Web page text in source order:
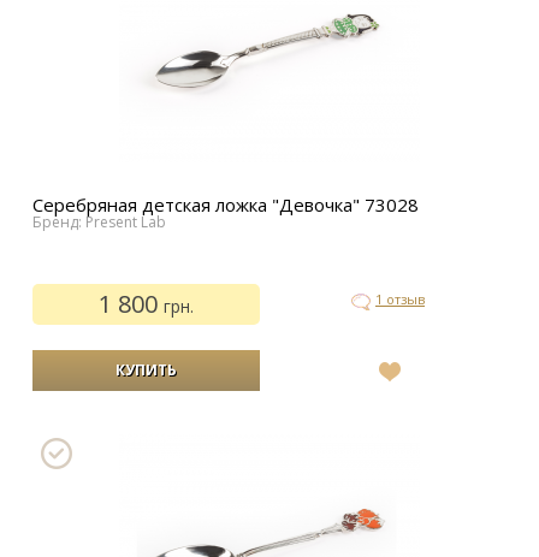
Серебряная детская ложка "Девочка" 73028
Бренд: Present Lab
1 800грн. 1 отзыв